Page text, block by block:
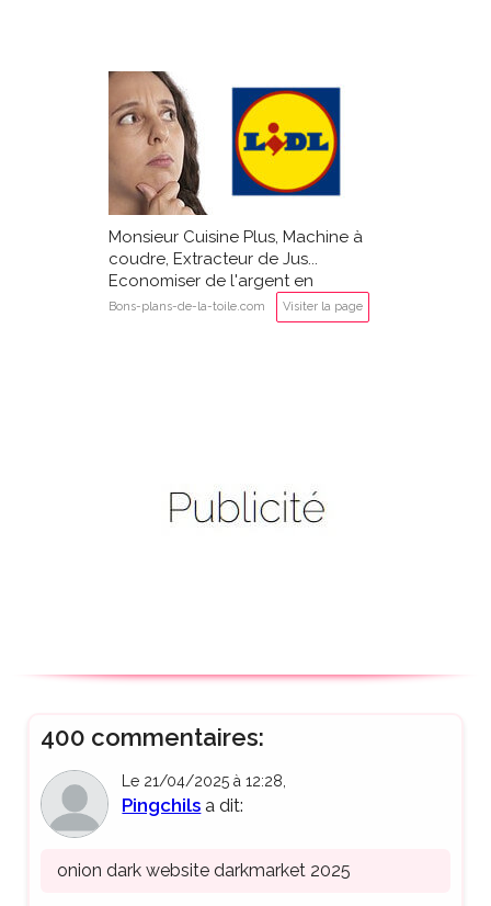
Monsieur Cuisine Plus, Machine à
coudre, Extracteur de Jus...
Economiser de l'argent en
achetant des produits LIDL
Bons-plans-de-la-toile.com Visiter la page
400 commentaires:
Le 21/04/2025 à 12:28,
Pingchils a dit:
onion dark website darkmarket 2025